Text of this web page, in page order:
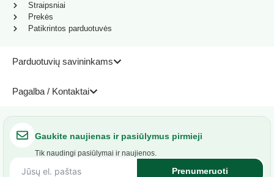
Parduotuvių savininkams
Pagalba / Kontaktai
Straipsniai
Prekės
Patikrintos parduotuvės
Gaukite naujienas ir pasiūlymus pirmieji
Tik naudingi pasiūlymai ir naujienos.
Prenumeruoti